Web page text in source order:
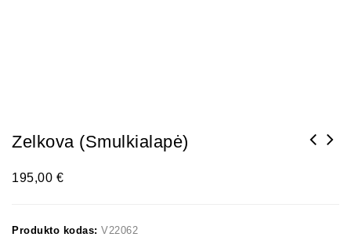
Zelkova (smulkialapė)
195,00€
Produkto kodas: V22062